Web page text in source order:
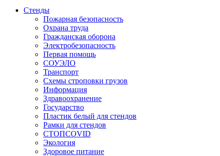
Стенды
Пожарная безопасность
Охрана труда
Гражданская оборона
Электробезопасность
Первая помощь
СОУЭЛО
Транспорт
Схемы строповки грузов
Информация
Здравоохранение
Государство
Пластик белый для стендов
Рамки для стендов
СТОПCOVID
Экология
Здоровое питание